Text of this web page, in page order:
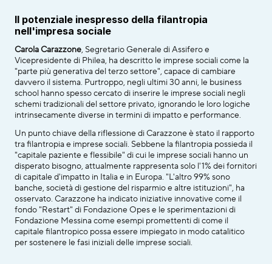
Il potenziale inespresso della filantropia
nell'impresa sociale
Carola Carazzone, Segretario Generale di Assifero e
Vicepresidente di Philea, ha descritto le imprese sociali come la
"parte più generativa del terzo settore", capace di cambiare
davvero il sistema. Purtroppo, negli ultimi 30 anni, le business
school hanno spesso cercato di inserire le imprese sociali negli
schemi tradizionali del settore privato, ignorando le loro logiche
intrinsecamente diverse in termini di impatto e performance.
Un punto chiave della riflessione di Carazzone è stato il rapporto
tra filantropia e imprese sociali. Sebbene la filantropia possieda il
"capitale paziente e flessibile" di cui le imprese sociali hanno un
disperato bisogno, attualmente rappresenta solo l'1% dei fornitori
di capitale d'impatto in Italia e in Europa. "L'altro 99% sono
banche, società di gestione del risparmio e altre istituzioni", ha
osservato. Carazzone ha indicato iniziative innovative come il
fondo "Restart" di Fondazione Opes e le sperimentazioni di
Fondazione Messina come esempi promettenti di come il
capitale filantropico possa essere impiegato in modo catalitico
per sostenere le fasi iniziali delle imprese sociali.